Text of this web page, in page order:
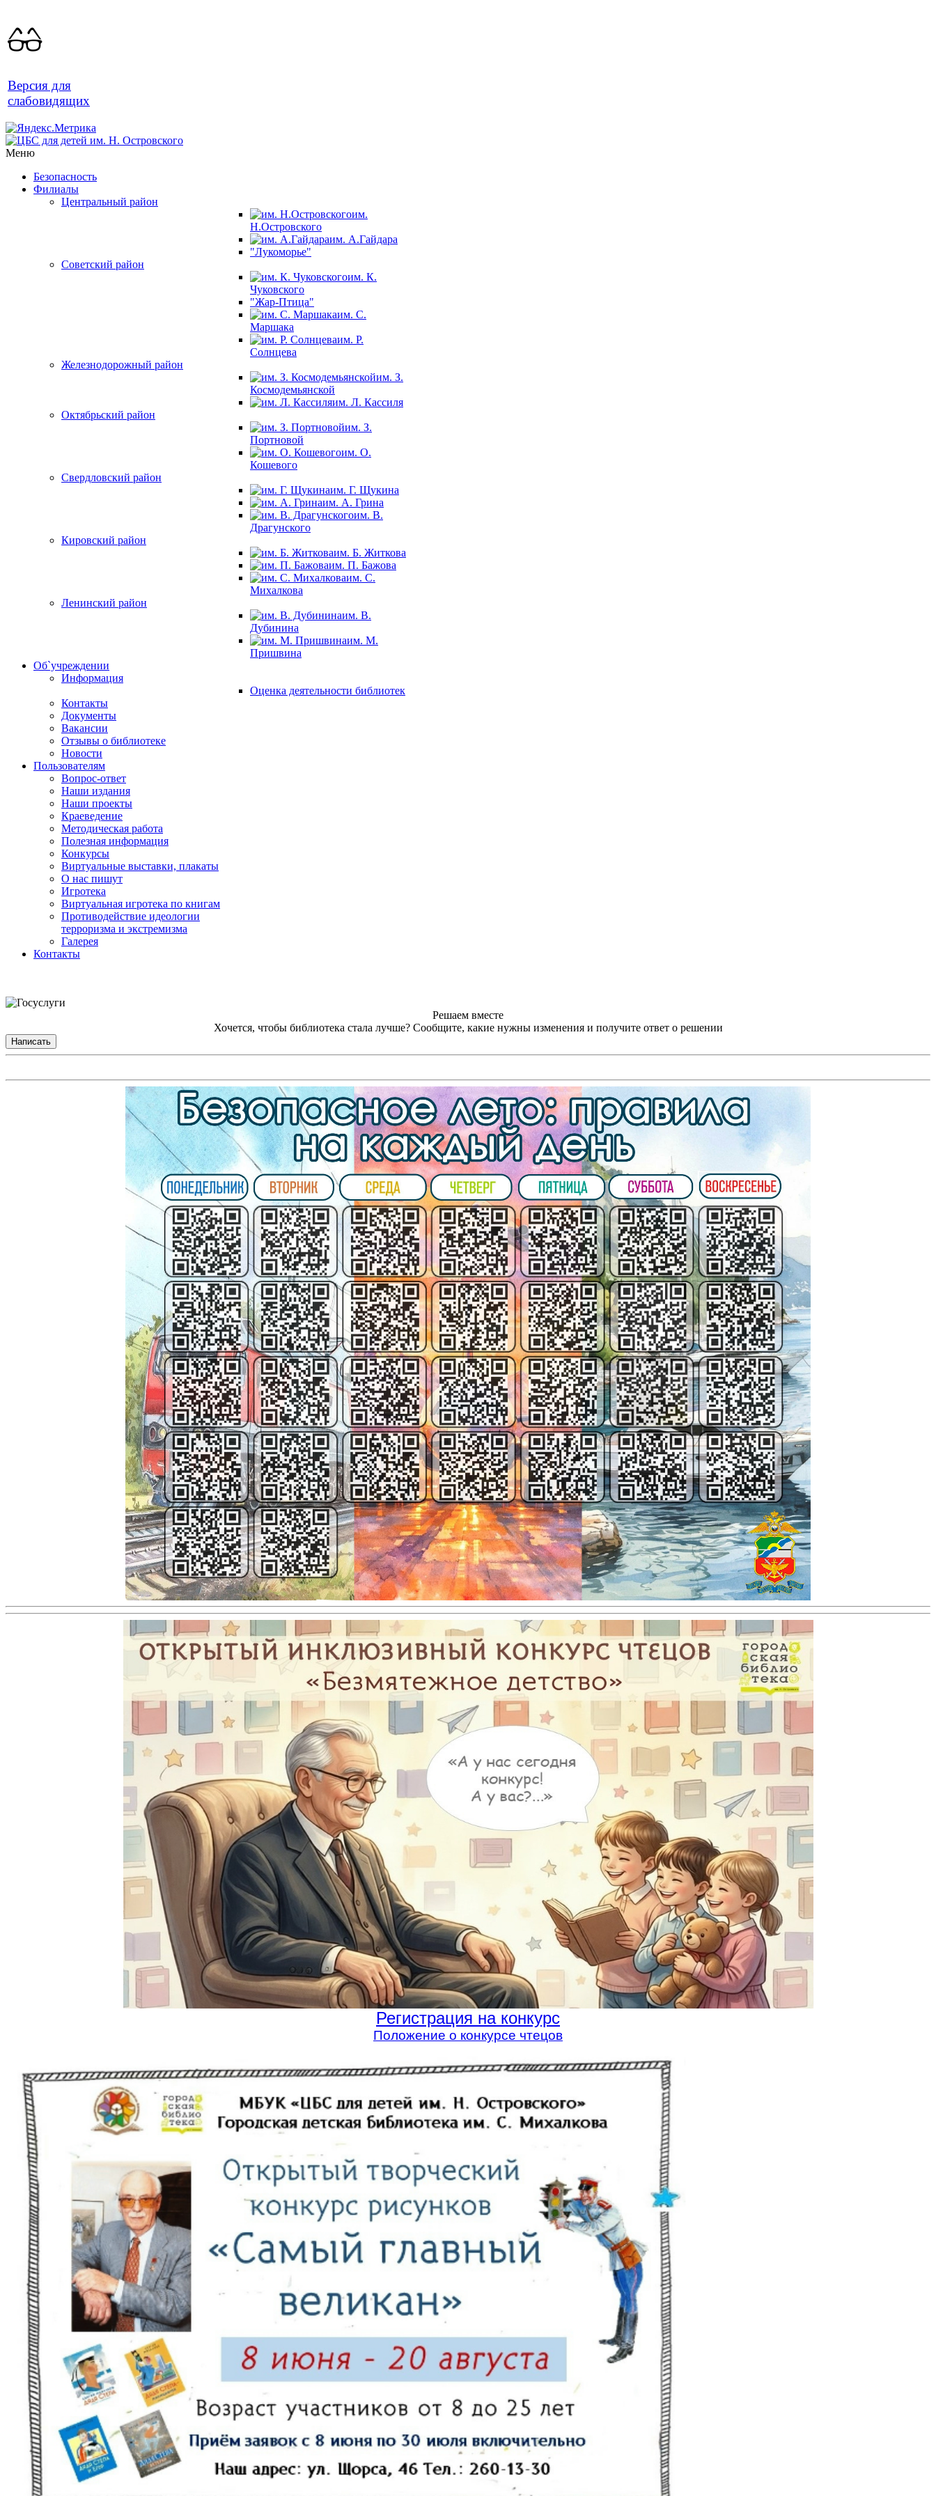
Версия для
слабовидящих
Меню
Безопасность
Филиалы
Центральный район
им.
Н.Островского
им. А.Гайдара
"Лукоморье"
Советский район
им. К.
Чуковского
"Жар-Птица"
им. С.
Маршака
им. Р.
Солнцева
Железнодорожный район
им. З.
Космодемьянской
им. Л. Кассиля
Октябрьский район
им. З.
Портновой
им. О.
Кошевого
Свердловский район
им. Г. Щукина
им. А. Грина
им. В.
Драгунского
Кировский район
им. Б. Житкова
им. П. Бажова
им. С.
Михалкова
Ленинский район
им. В.
Дубинина
им. М.
Пришвина
Об`учреждении
Информация
Оценка деятельности библиотек
Контакты
Документы
Вакансии
Отзывы о библиотеке
Новости
Пользователям
Вопрос-ответ
Наши издания
Наши проекты
Краеведение
Методическая работа
Полезная информация
Конкурсы
Виртуальные выставки, плакаты
О нас пишут
Игротека
Виртуальная игротека по книгам
Противодействие идеологии
терроризма и экстремизма
Галерея
Контакты
Решаем вместе
Хочется, чтобы библиотека стала лучше? Сообщите, какие нужны изменения и получите ответ о решении
Написать
Регистрация на конкурс
Положение о конкурсе чтецов